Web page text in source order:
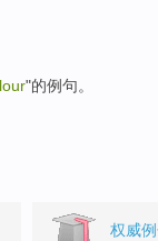
"的例句。
权威